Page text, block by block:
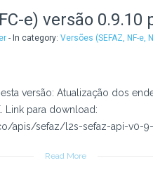
e) versão 0.9.10
- In category: Versões (SEFAZ, NF-e,
versão: Atualização dos
Link para download:
apis/sefaz/l2s-sefaz-api-v0-
Read More